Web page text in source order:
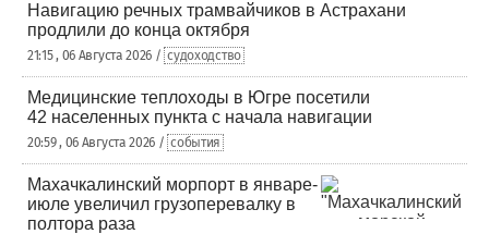
Навигацию речных трамвайчиков в Астрахани
продлили до конца октября
21:15 , 06 Августа 2026 / судоходство
Медицинские теплоходы в Югре посетили
42 населенных пункта с начала навигации
20:59 , 06 Августа 2026 / события
Махачкалинский морпорт в январе-
июле увеличил грузоперевалку в
полтора раза